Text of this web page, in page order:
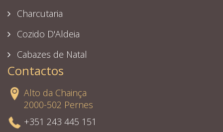
Charcutaria
Cozido D'Aldeia
Cabazes de Natal
Contactos
Alto da Chainça
2000-502 Pernes
+351 243 445 151